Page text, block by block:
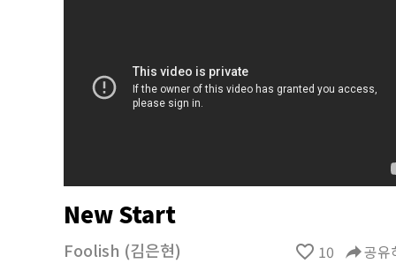
New Start
Foolish (김은현) favorite_border 10 reply공유